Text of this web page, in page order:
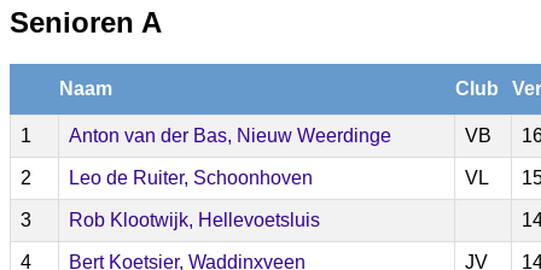
Senioren A
Naam Club
1 Anton van der Bas, Nieuw Weerdinge VB
2 Leo de Ruiter, Schoonhoven VL
3 Rob Klootwijk, Hellevoetsluis
4 Bert Koetsier, Waddinxveen JV